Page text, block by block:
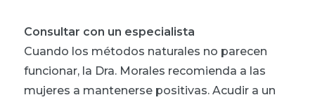
Consultar con un especialista
Cuando los métodos naturales no parecen
funcionar, la Dra. Morales recomienda a las
mujeres a mantenerse positivas. Acudir a un